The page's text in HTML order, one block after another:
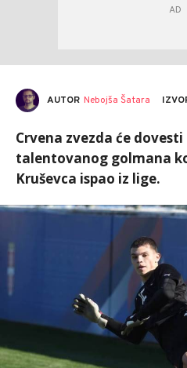
AUTOR Nebojša Šatara
Crvena zvezda će
talentovanog golmana
Kruševca ispao iz lige.